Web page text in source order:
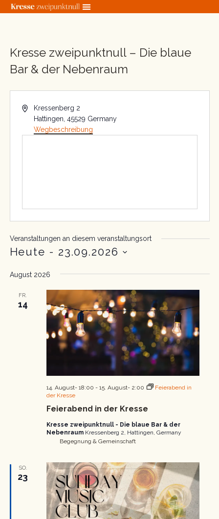
Zum
Kresse zweipunktnull – Die blaue
Bar & der Nebenraum
AdresseKressenberg 2
Hattingen 45529 Germany
Wegbeschreibung
Veranstaltungen an diesem veranstaltungsort
Heute - 23.09.2026
wählen.
August 2026
FR.
14
Feierabend in der Kresse
14. August- 18:00 - 15. August- 2:00
Feierabend in
der Kresse
Kresse zweipunktnull - Die blaue Bar & der
Nebenraum Kressenberg 2, Hattingen, Germany
Begegnung & Gemeinschaft
SO.
23